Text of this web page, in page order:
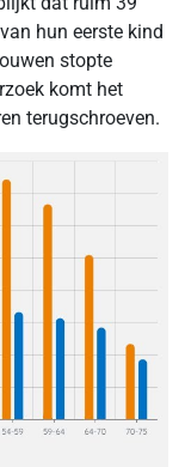
hun eerste kind
stopte
komt het
terugschroeven.